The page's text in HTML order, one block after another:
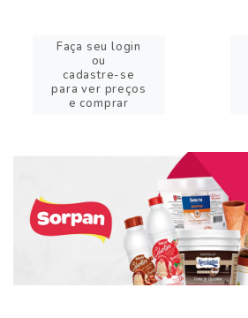
Faça seu login
ou
cadastre-se
para ver preços
e comprar